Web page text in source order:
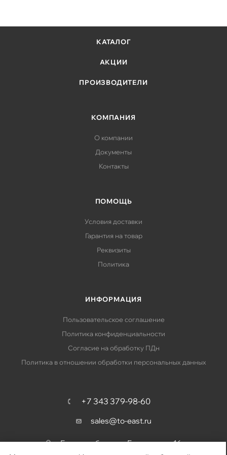
КАТАЛОГ
АКЦИИ
ПРОИЗВОДИТЕЛИ
КОМПАНИЯ
О компании
Документы
Контакты
ПОМОЩЬ
Условия доставки
Гарантия на товар
Реквизиты
Политика
ИНФОРМАЦИЯ
Пользовательское соглашение
Политика конфиденциальности
Согласие на обработку ПДн
Политика в отношении обработки персональных данных
+7 343 379-98-60
sales@to-east.ru
Екатеринбург, ул. Барвинка, д. 16